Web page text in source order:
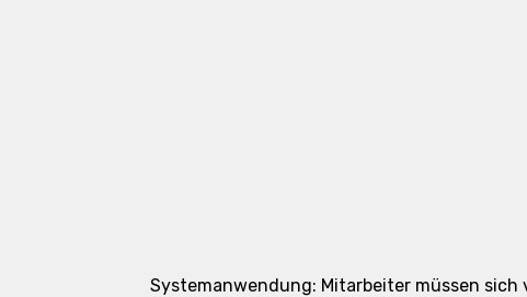
Systemanwendung: Mitarbeiter müssen sich